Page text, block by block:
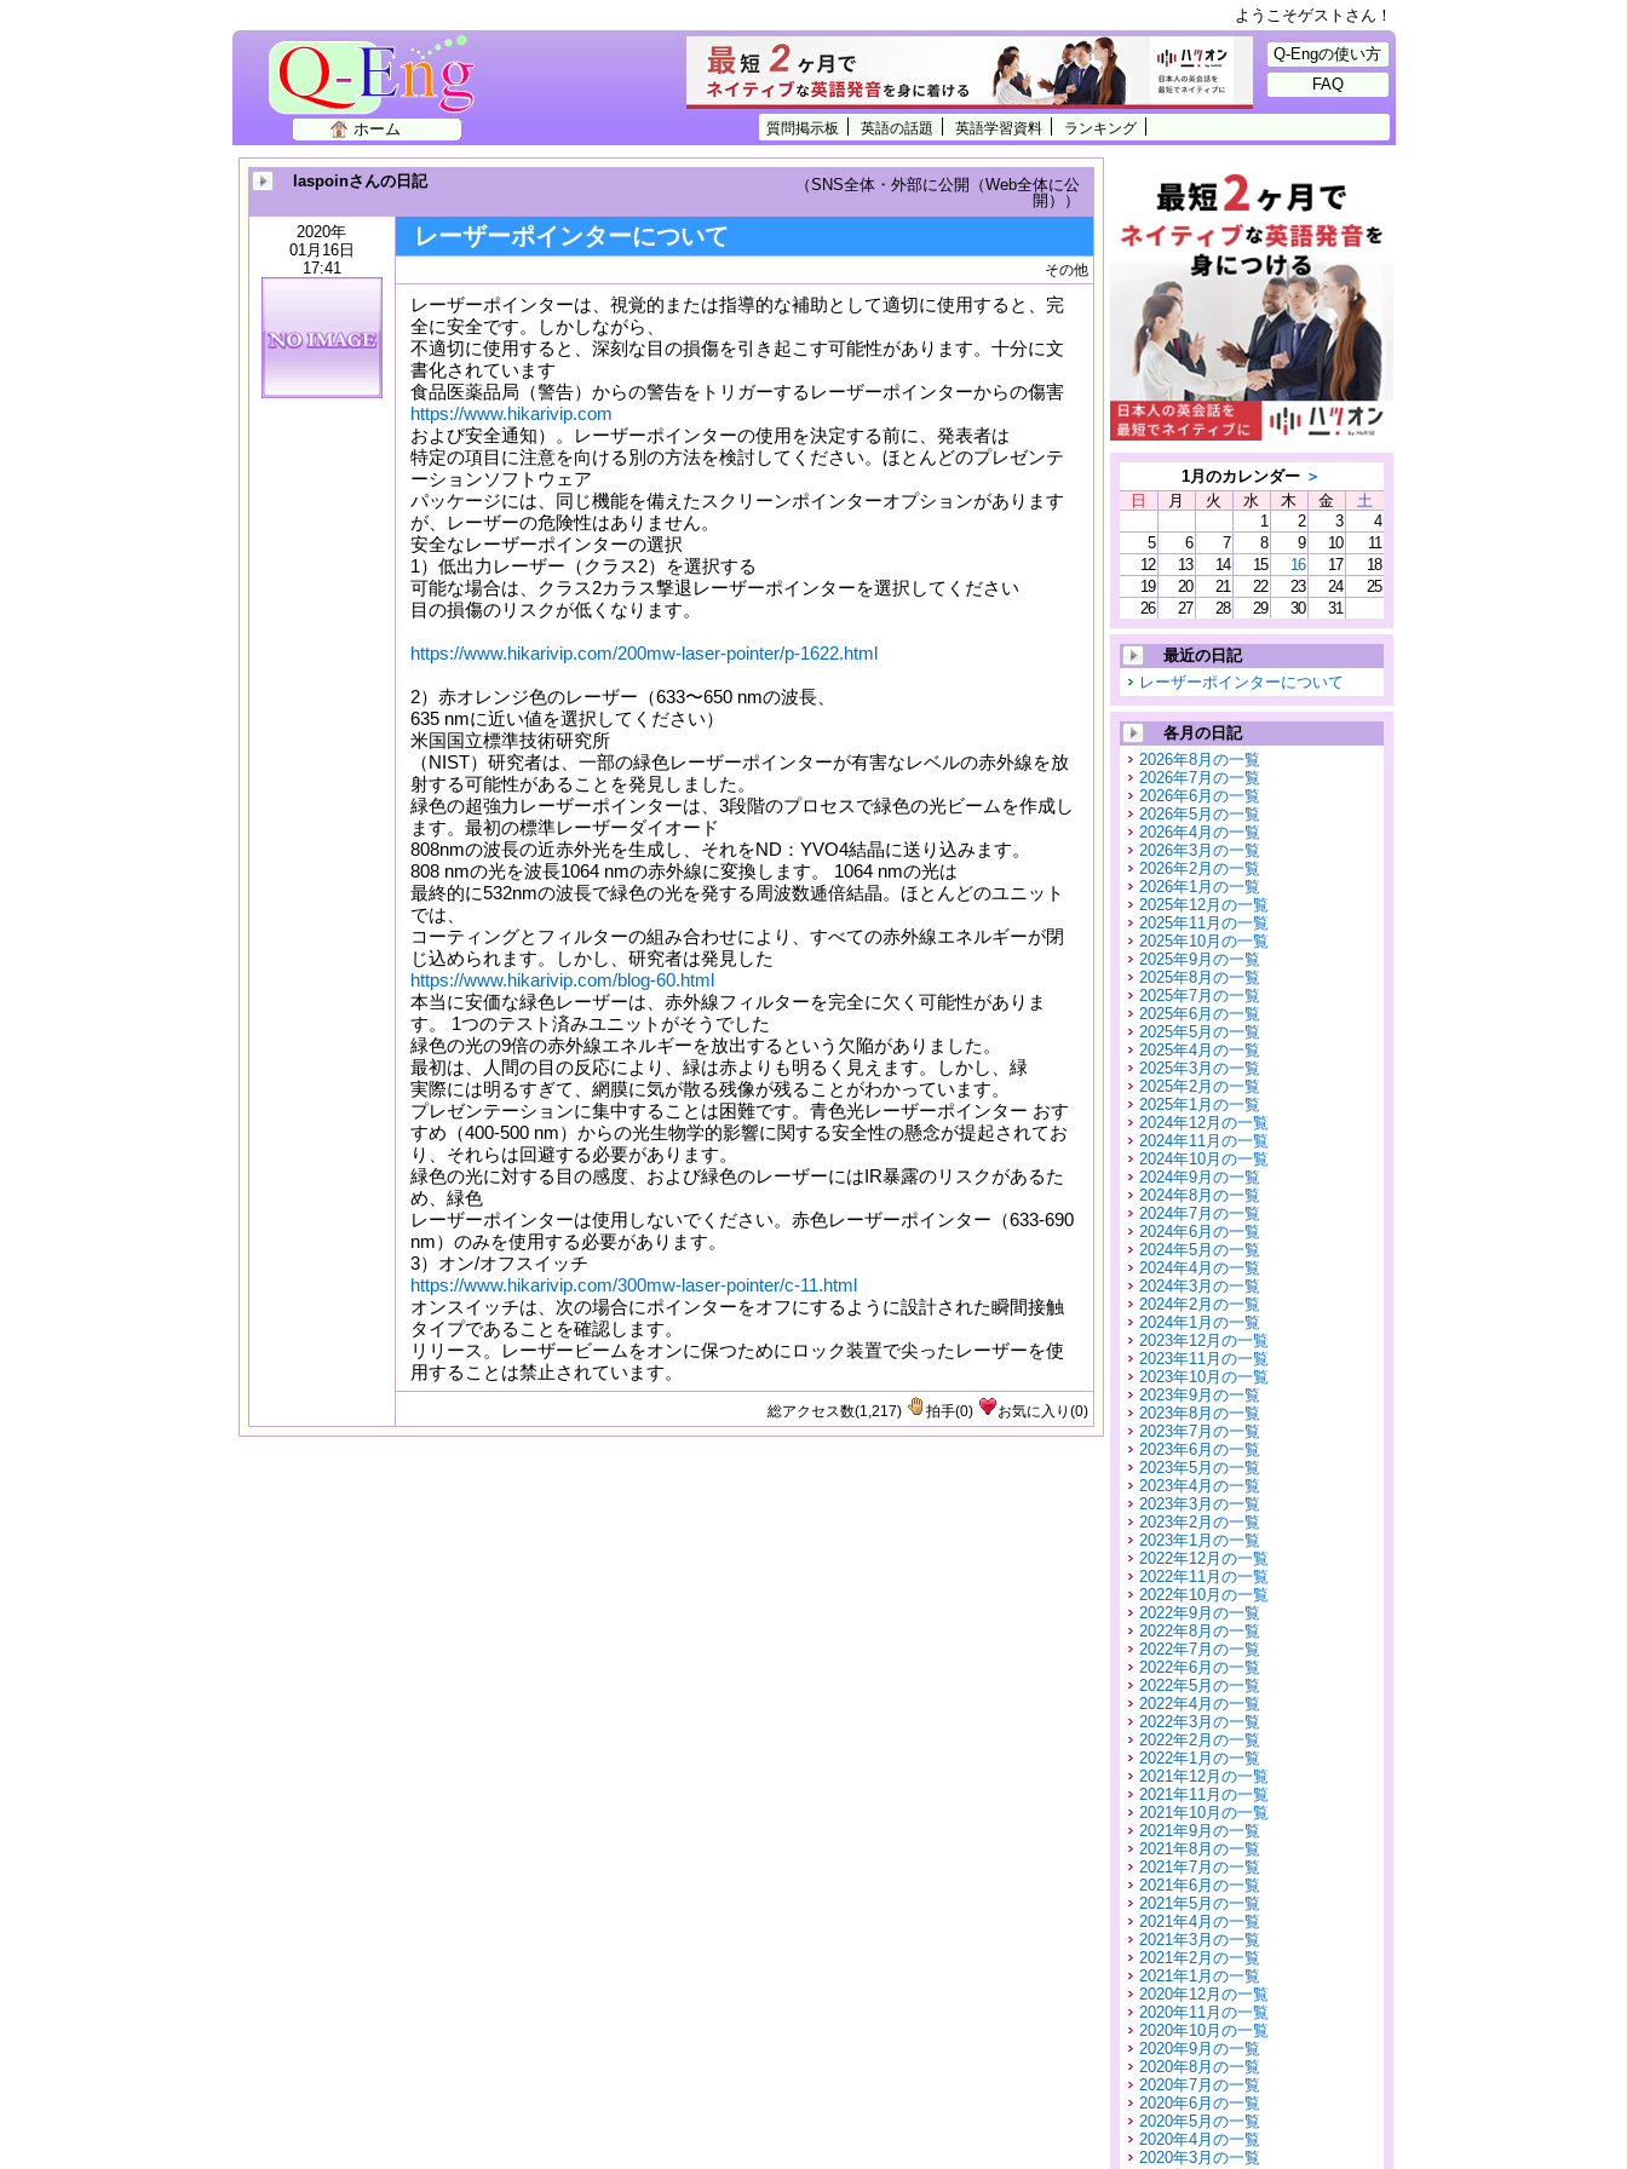
ようこそゲストさん！
質問掲示板 英語の話題 英語学習資料 ランキング
ホーム
Q-Engの使い方
FAQ
laspoinさんの日記
（SNS全体・外部に公開（Web全体に公
開））
2020年
01月16日
17:41
レーザーポインターについて
その他
レーザーポインターは、視覚的または指導的な補助として適切に使用すると、完
全に安全です。しかしながら、
不適切に使用すると、深刻な目の損傷を引き起こす可能性があります。十分に文
書化されています
食品医薬品局（警告）からの警告をトリガーするレーザーポインターからの傷害
https://www.hikarivip.com
および安全通知）。レーザーポインターの使用を決定する前に、発表者は
特定の項目に注意を向ける別の方法を検討してください。ほとんどのプレゼンテ
ーションソフトウェア
パッケージには、同じ機能を備えたスクリーンポインターオプションがあります
が、レーザーの危険性はありません。
安全なレーザーポインターの選択
1）低出力レーザー（クラス2）を選択する
可能な場合は、クラス2カラス撃退レーザーポインターを選択してください
目の損傷のリスクが低くなります。
https://www.hikarivip.com/200mw-laser-pointer/p-1622.html
2）赤オレンジ色のレーザー（633〜650 nmの波長、
635 nmに近い値を選択してください）
米国国立標準技術研究所
（NIST）研究者は、一部の緑色レーザーポインターが有害なレベルの赤外線を放
射する可能性があることを発見しました。
緑色の超強力レーザーポインターは、3段階のプロセスで緑色の光ビームを作成し
ます。最初の標準レーザーダイオード
808nmの波長の近赤外光を生成し、それをND：YVO4結晶に送り込みます。
808 nmの光を波長1064 nmの赤外線に変換します。 1064 nmの光は
最終的に532nmの波長で緑色の光を発する周波数逓倍結晶。ほとんどのユニット
では、
コーティングとフィルターの組み合わせにより、すべての赤外線エネルギーが閉
じ込められます。しかし、研究者は発見した
https://www.hikarivip.com/blog-60.html
本当に安価な緑色レーザーは、赤外線フィルターを完全に欠く可能性がありま
す。 1つのテスト済みユニットがそうでした
緑色の光の9倍の赤外線エネルギーを放出するという欠陥がありました。
最初は、人間の目の反応により、緑は赤よりも明るく見えます。しかし、緑
実際には明るすぎて、網膜に気が散る残像が残ることがわかっています。
プレゼンテーションに集中することは困難です。青色光レーザーポインター おす
すめ（400-500 nm）からの光生物学的影響に関する安全性の懸念が提起されてお
り、それらは回避する必要があります。
緑色の光に対する目の感度、および緑色のレーザーにはIR暴露のリスクがあるた
め、緑色
レーザーポインターは使用しないでください。赤色レーザーポインター（633-690
nm）のみを使用する必要があります。
3）オン/オフスイッチ
https://www.hikarivip.com/300mw-laser-pointer/c-11.html
オンスイッチは、次の場合にポインターをオフにするように設計された瞬間接触
タイプであることを確認します。
リリース。レーザービームをオンに保つためにロック装置で尖ったレーザーを使
用することは禁止されています。
総アクセス数(1,217) 拍手(0) お気に入り (0)
1月のカレンダー ＞
日
月 火 水 木 金
土
1
2 3
4
5
6 7 8 9 10
11
12
13 14 15 16 17
18
19
20 21 22 23 24
25
26
27 28 29 30 31
最近の日記
レーザーポインターについて
各月の日記
2026年8月の一覧
2026年7月の一覧
2026年6月の一覧
2026年5月の一覧
2026年4月の一覧
2026年3月の一覧
2026年2月の一覧
2026年1月の一覧
2025年12月の一覧
2025年11月の一覧
2025年10月の一覧
2025年9月の一覧
2025年8月の一覧
2025年7月の一覧
2025年6月の一覧
2025年5月の一覧
2025年4月の一覧
2025年3月の一覧
2025年2月の一覧
2025年1月の一覧
2024年12月の一覧
2024年11月の一覧
2024年10月の一覧
2024年9月の一覧
2024年8月の一覧
2024年7月の一覧
2024年6月の一覧
2024年5月の一覧
2024年4月の一覧
2024年3月の一覧
2024年2月の一覧
2024年1月の一覧
2023年12月の一覧
2023年11月の一覧
2023年10月の一覧
2023年9月の一覧
2023年8月の一覧
2023年7月の一覧
2023年6月の一覧
2023年5月の一覧
2023年4月の一覧
2023年3月の一覧
2023年2月の一覧
2023年1月の一覧
2022年12月の一覧
2022年11月の一覧
2022年10月の一覧
2022年9月の一覧
2022年8月の一覧
2022年7月の一覧
2022年6月の一覧
2022年5月の一覧
2022年4月の一覧
2022年3月の一覧
2022年2月の一覧
2022年1月の一覧
2021年12月の一覧
2021年11月の一覧
2021年10月の一覧
2021年9月の一覧
2021年8月の一覧
2021年7月の一覧
2021年6月の一覧
2021年5月の一覧
2021年4月の一覧
2021年3月の一覧
2021年2月の一覧
2021年1月の一覧
2020年12月の一覧
2020年11月の一覧
2020年10月の一覧
2020年9月の一覧
2020年8月の一覧
2020年7月の一覧
2020年6月の一覧
2020年5月の一覧
2020年4月の一覧
2020年3月の一覧